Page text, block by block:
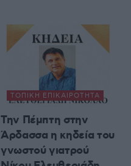
ΤΟΠΙΚΉ ΕΠΙΚΑΙΡΌΤΗΤΑ
Την Πέμπτη στην
Άρδασσα η κηδεία του
γνωστού γιατρού